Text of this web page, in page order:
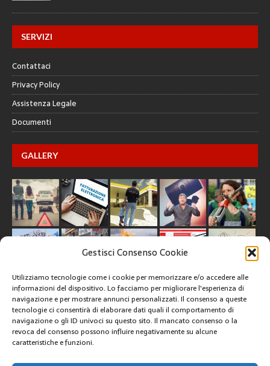
Gestisci Consenso Cookie
Utilizziamo tecnologie come i cookie per memorizzare e/o accedere alle
informazioni del dispositivo. Lo facciamo per migliorare l'esperienza di
navigazione e per mostrare annunci personalizzati. Il consenso a queste
tecnologie ci consentirà di elaborare dati quali il comportamento di
navigazione o gli ID univoci su questo sito. Il mancato consenso o la
revoca del consenso possono influire negativamente su alcune
caratteristiche e funzioni.
SERVIZI
Contattaci
Privacy Policy
Assistenza Legale
Documenti
GALLERY
CREATIVE COMMONS
Questa opera è concessa in licenza con i termini